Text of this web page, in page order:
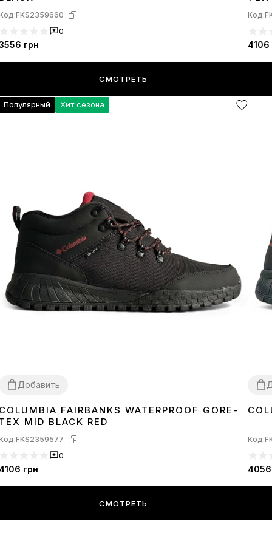
FKS2359660
0
грн
СМОТРЕТЬ
Код:
4106
Популярный Хит сезона
Добавить
41 424344 45FAIRBANKS WATERPROOF GORE-
MID BLACK RED
FKS2359577
0
грн
СМОТРЕТЬ
42
Код:
4056